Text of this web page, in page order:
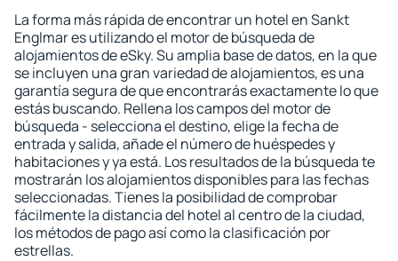
La forma más rápida de encontrar un hotel en Sankt
Englmar es utilizando el motor de búsqueda de
alojamientos de eSky. Su amplia base de datos, en la que
se incluyen una gran variedad de alojamientos, es una
garantía segura de que encontrarás exactamente lo que
estás buscando. Rellena los campos del motor de
búsqueda - selecciona el destino, elige la fecha de
entrada y salida, añade el número de huéspedes y
habitaciones y ya está. Los resultados de la búsqueda te
mostrarán los alojamientos disponibles para las fechas
seleccionadas. Tienes la posibilidad de comprobar
fácilmente la distancia del hotel al centro de la ciudad,
los métodos de pago así como la clasificación por
estrellas.